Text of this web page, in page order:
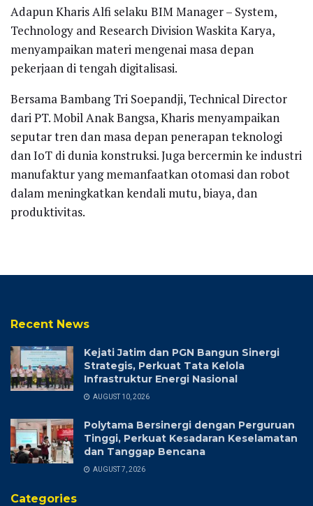
Adapun Kharis Alfi selaku BIM Manager – System,
Technology and Research Division Waskita Karya,
menyampaikan materi mengenai masa depan
pekerjaan di tengah digitalisasi.
Bersama Bambang Tri Soepandji, Technical Director
dari PT. Mobil Anak Bangsa, Kharis menyampaikan
seputar tren dan masa depan penerapan teknologi
dan IoT di dunia konstruksi. Juga bercermin ke industri
manufaktur yang memanfaatkan otomasi dan robot
dalam meningkatkan kendali mutu, biaya, dan
produktivitas.
Recent News
Kejati Jatim dan PGN Bangun Sinergi
Strategis, Perkuat Tata Kelola
Infrastruktur Energi Nasional
AUGUST 10, 2026
Polytama Bersinergi dengan Perguruan
Tinggi, Perkuat Kesadaran Keselamatan
dan Tanggap Bencana
AUGUST 7, 2026
Categories